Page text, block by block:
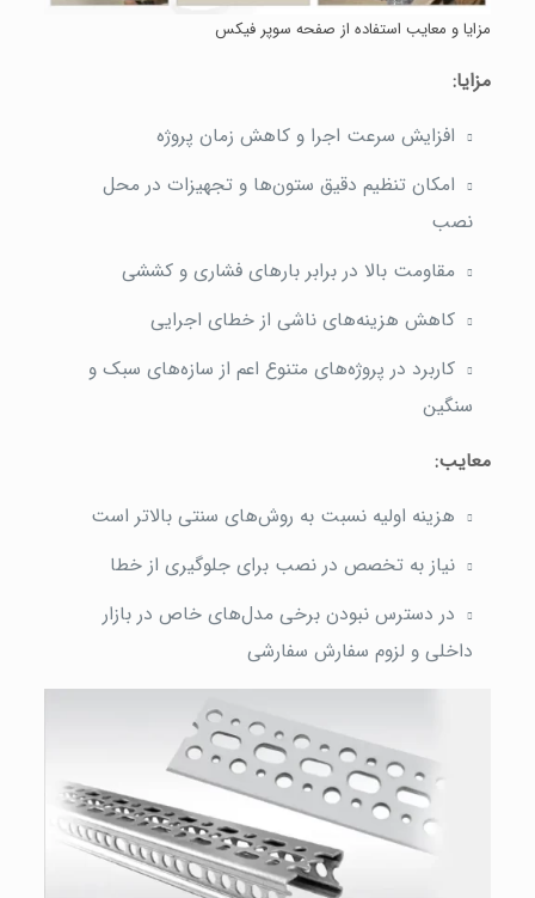
مزایا و معایب استفاده از صفحه سوپر فیکس
مزایا:
افزایش سرعت اجرا و کاهش زمان پروژه
امکان تنظیم دقیق ستون‌ها و تجهیزات در محل
نصب
مقاومت بالا در برابر بارهای فشاری و کششی
کاهش هزینه‌های ناشی از خطای اجرایی
کاربرد در پروژه‌های متنوع اعم از سازه‌های سبک و
سنگین
معایب:
هزینه اولیه نسبت به روش‌های سنتی بالاتر است
نیاز به تخصص در نصب برای جلوگیری از خطا
در دسترس نبودن برخی مدل‌های خاص در بازار
داخلی و لزوم سفارش سفارشی